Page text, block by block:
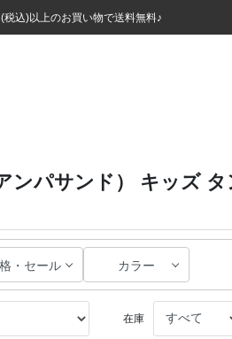
税込)以上のお買い物で送料無料♪
額！！8/12(水)お昼12:59まで！！
税込)以上のお買い物で送料無料♪
額！！8/12(水)お昼12:59まで！！
ンパサンド） キッズ
・セール カラー
在庫